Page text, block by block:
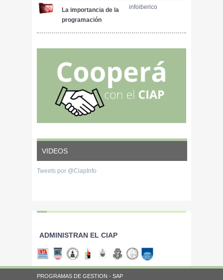
La importancia de la
programación
iberico
infoiberico
VIDEOS
Tweets por @CiapInfo
ADMINISTRAN EL CIAP
PROGRAMAS DE GESTION - SAP